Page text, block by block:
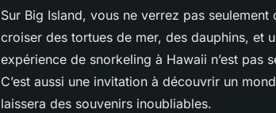
Sur Big Island, vous ne verrez pas
croiser des tortues de mer, des dauphins, et
expérience de snorkeling à Hawaii n’est pas
C’est aussi une invitation à découvrir un
laissera des souvenirs inoubliables.